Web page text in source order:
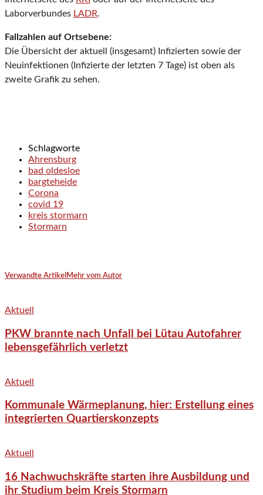
Laborverbundes LADR.
Fallzahlen auf Ortsebene:
Die Übersicht der aktuell (insgesamt) Infizierten sowie der
Neuinfektionen (Infizierte der letzten 7 Tage) ist oben als
zweite Grafik zu sehen.
Schlagworte
Ahrensburg
bad oldesloe
bargteheide
Corona
covid 19
kreis stormarn
Stormarn
Verwandte Artikel Mehr vom Autor
Aktuell
PKW brannte nach Unfall bei Lütau Autofahrer
lebensgefährlich verletzt
Aktuell
Kommunale Wärmeplanung, hier: Erstellung eines
integrierten Quartierskonzepts
Aktuell
16 Nachwuchskräfte starten ihre Ausbildung und
ihr Studium beim Kreis Stormarn